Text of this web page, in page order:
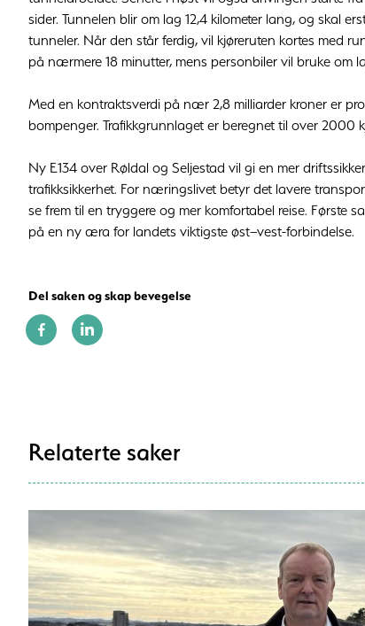
sider. Tunnelen blir om lag 12,4 kilometer lang, og skal
tunneler. Når den står ferdig, vil kjøreruten kortes med
på nærmere 18 minutter, mens personbiler vil bruke om
Med en kontraktsverdi på nær 2,8 milliarder kroner er
bompenger. Trafikkgrunnlaget er beregnet til over
Ny E134 over Røldal og Seljestad vil gi en mer
trafikksikkerhet. For næringslivet betyr det lavere
se frem til en tryggere og mer komfortabel reise. Første
på en ny æra for landets viktigste øst–vest-forbindelse.
Del saken og skap bevegelse
Relaterte saker